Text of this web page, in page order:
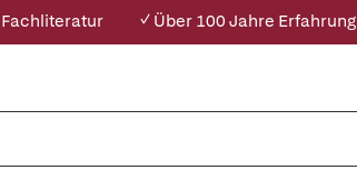
✓ Über 100 Jahre Erfahrung